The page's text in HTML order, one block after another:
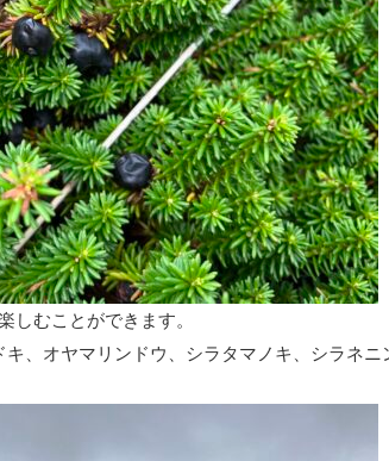
しむことができます。
キ、オヤマリンドウ、シラタマノキ、シラネニ